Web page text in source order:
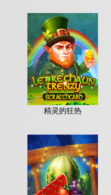
精灵的狂热